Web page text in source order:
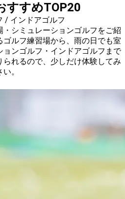
すすめTOP20
/ インドアゴルフ
シミュレーションゴルフをご紹
ルフ練習場から、雨の日でも室
ンゴルフ・インドアゴルフまで
れるので、少しだけ体験してみ
。